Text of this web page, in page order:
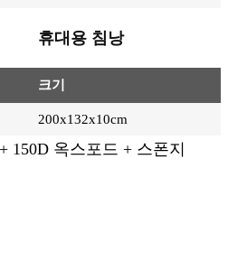
휴대용 침낭
크기
200x132x10cm
150D 옥스포드 + 스폰지